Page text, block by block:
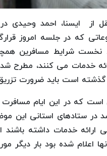
ایسنا، احمد وحیدی در
که در جلسه امروز
شرایط مسافرین
خدمات می کنند، مطرح
است باید ضرورت تزریق
است که در این ایام
در ستادهای استانی این
ارائه خدمات داشته
اعلام شده بود بار دیگر